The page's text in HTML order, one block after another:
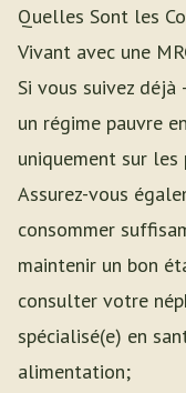
Quelles Sont les
Vivant avec une
Si vous suivez
un régime pauvre
uniquement sur les
Assurez-vous
consommer
maintenir un bon
consulter votre
spécialisé(e) en
alimentation;